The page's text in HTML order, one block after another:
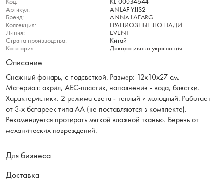
Код:
KL-00034644
Артикул:
ANLAF-YJJS2
Бренд:
ANNA LAFARG
Коллекция:
ГРАЦИОЗНЫЕ ЛОШАДИ
Линия:
EVENT
Страна производства:
Китай
Категория:
Декоративные украшения
Описание
Снежный фонарь, с подсветкой. Размер: 12х10х27 см.
Материал: акрил, АБС-пластик, наполнение - вода, блестки.
Характеристики: 2 режима света - теплый и холодный. Работает
от 3-х батареек типа АА (не поставляются в комплекте).
Рекомендуется протирать мягкой влажной тканью. Беречь от
механических повреждений.
Для бизнеса
Доставка